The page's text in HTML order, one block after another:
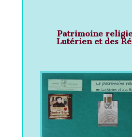
Patrimoine
Lutérien et des